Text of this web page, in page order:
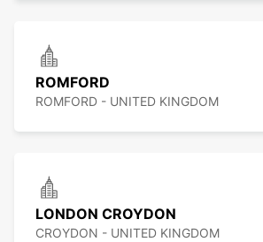
ROMFORD
ROMFORD - UNITED KINGDOM
LONDON CROYDON
CROYDON - UNITED KINGDOM